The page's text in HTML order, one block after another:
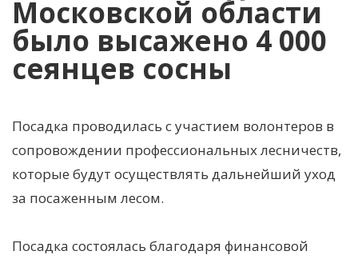
Московской области
было высажено 4 000
сеянцев сосны
Посадка проводилась с участием волонтеров в
сопровождении профессиональных лесничеств,
которые будут осуществлять дальнейший уход
за посаженным лесом.
Посадка состоялась благодаря финансовой